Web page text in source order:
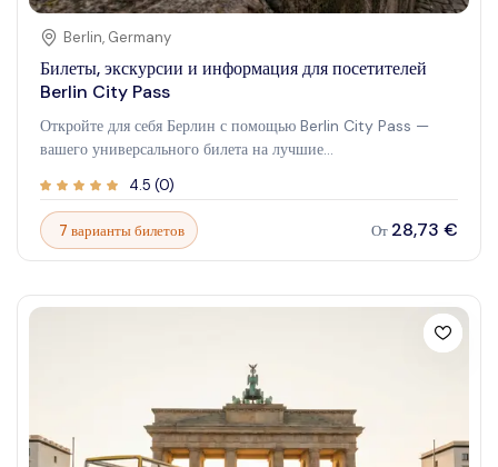
Berlin, Germany
Билеты, экскурсии и информация для посетителей
Berlin City Pass
Откройте для себя Берлин с помощью Berlin City Pass —
вашего универсального билета на лучшие
в музеи, исторические места и культурные памятники, что
сделает ваше посещение более удобным и приятным.
Независимо от того, впервые ли вы в Берлине или
возвращаетесь сюда, этот пропуск предлагает
историю и современную культуру Берлина своими глазами. С
впечатлений, потрясающих видов и местных особенностей,
которые оживляют богатое наследие города. Пусть ваше
путешествие по Берлину будет безупречным,
запоминающимся и наполненным исключительными
моментами.
4.5 (0)
7 варианты билетов От 28,73 €